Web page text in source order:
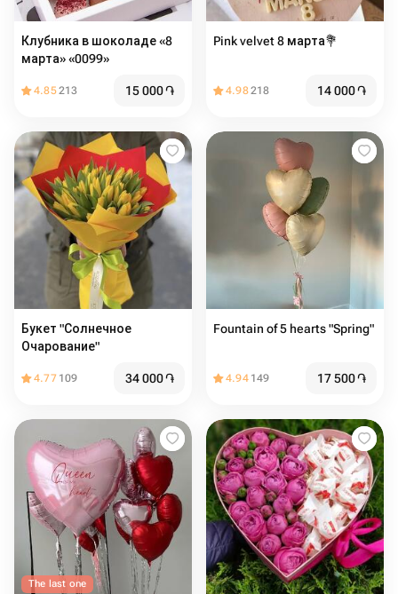
Клубника в шоколаде «8
марта» «0099»
4.85213 15 000֏
Pink velvet 8 марта💐
4.98218 14 000֏
Букет "Солнечное
Очарование"
4.77 109 34 000֏
Fountain of 5 hearts "Spring"
4.94 149 17 500֏
The last one